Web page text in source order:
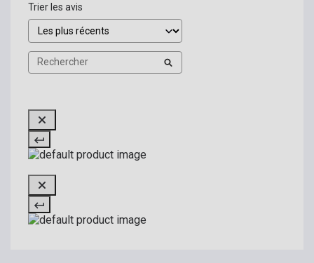
Trier les avis